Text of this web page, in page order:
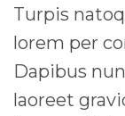
Turpis
lorem per
Dapibus
laoreet